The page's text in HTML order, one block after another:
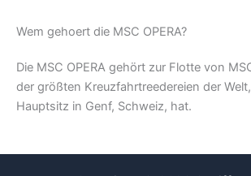
Wem gehoert die MSC OPERA?
Die MSC OPERA gehört zur Flotte von
der größten Kreuzfahrtreedereien der
Hauptsitz in Genf, Schweiz, hat.